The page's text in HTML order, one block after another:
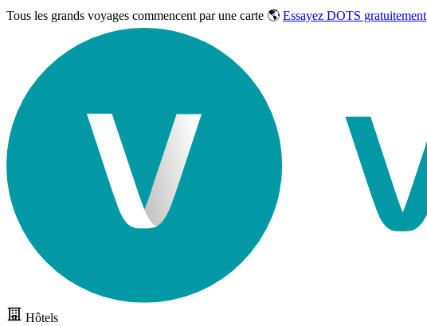
Tous les grands voyages commencent par une carte 🌎 Essayez DOTS gratuitement
Hôtels